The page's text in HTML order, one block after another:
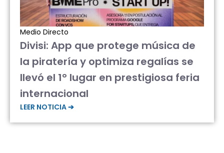
Medio Directo
Divisi: App que protege música de
la piratería y optimiza regalías se
llevó el 1° lugar en prestigiosa feria
internacional
LEER NOTICIA ➔